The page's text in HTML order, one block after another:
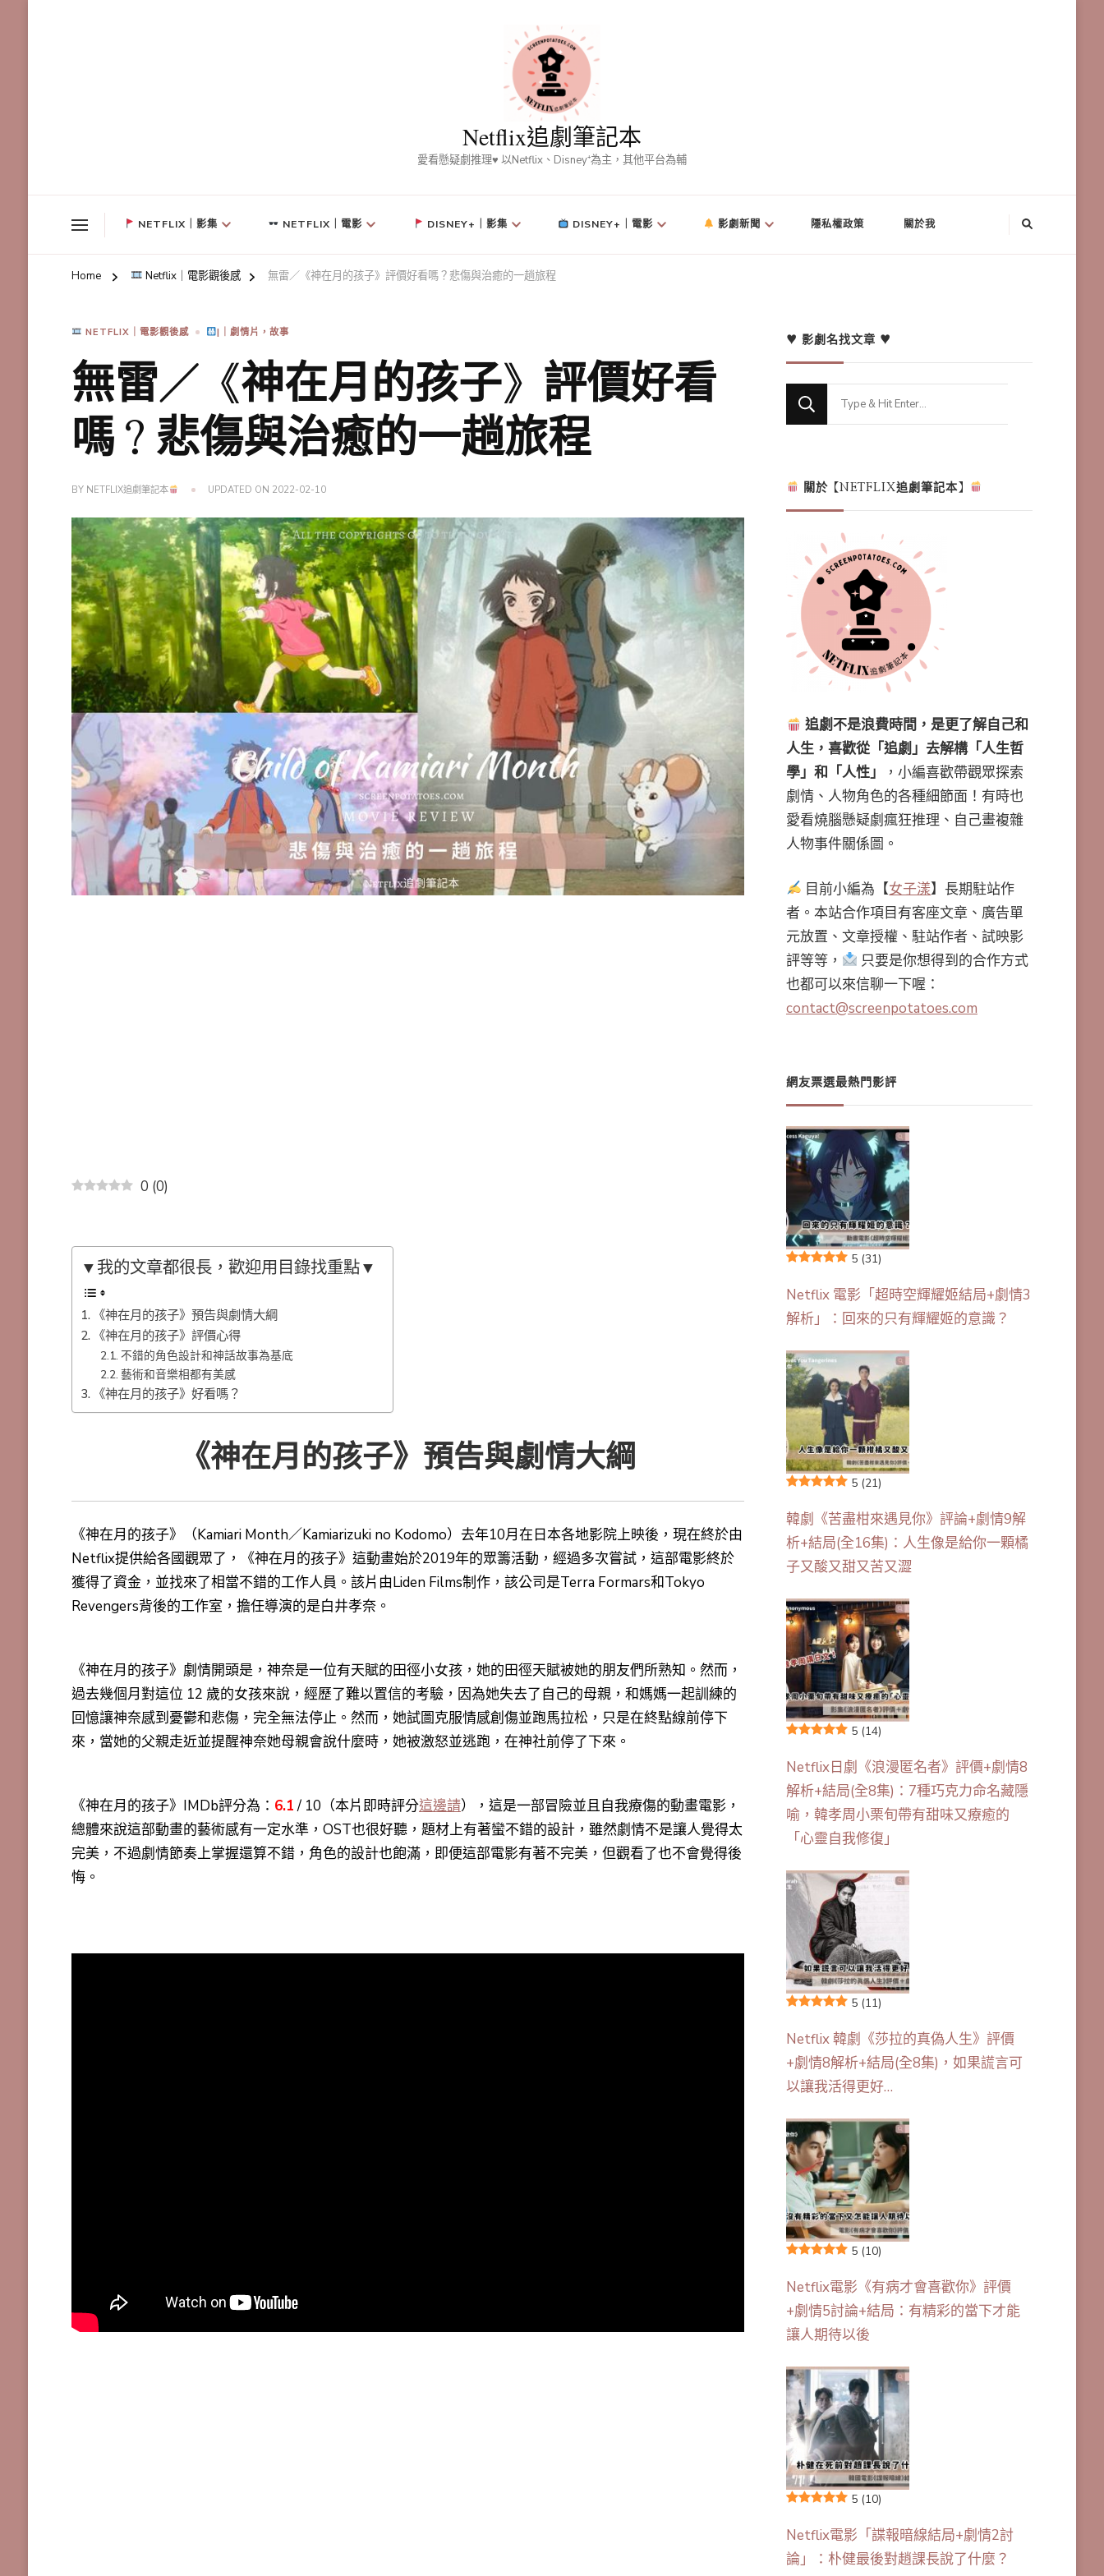
Netflix追劇筆記本
愛看懸疑劇推理♥ 以Netflix、Disney⁺為主，其他平台為輔
NETFLIX｜影集 NETFLIX｜電影 DISNEY+｜影集 DISNEY+｜電影 影劇新聞 隱私權政策 關於我
Home Netflix｜電影觀後感 無雷／《神在月的孩子》評價好看嗎？悲傷與治癒的一趟旅程
NETFLIX｜電影觀後感 |｜劇情片，故事
無雷／《神在月的孩子》評價好看
嗎？悲傷與治癒的一趟旅程
BY NETFLIX追劇筆記本 UPDATED ON 2022-02-10
0 (0)
▼我的文章都很長，歡迎用目錄找重點▼
《神在月的孩子》預告與劇情大綱
《神在月的孩子》評價心得
不錯的角色設計和神話故事為基底
藝術和音樂相都有美感
《神在月的孩子》好看嗎？
《神在月的孩子》預告與劇情大綱
《神在月的孩子》（Kamiari Month／Kamiarizuki no Kodomo）去年10月在日本各地影院上映後，現在終於由
Netflix提供給各國觀眾了，《神在月的孩子》這動畫始於2019年的眾籌活動，經過多次嘗試，這部電影終於
獲得了資金，並找來了相當不錯的工作人員。該片由Liden Films制作，該公司是Terra Formars和Tokyo
Revengers背後的工作室，擔任導演的是白井孝奈。
《神在月的孩子》劇情開頭是，神奈是一位有天賦的田徑小女孩，她的田徑天賦被她的朋友們所熟知。然而，
過去幾個月對這位 12 歲的女孩來說，經歷了難以置信的考驗，因為她失去了自己的母親，和媽媽一起訓練的
回憶讓神奈感到憂鬱和悲傷，完全無法停止。然而，她試圖克服情感創傷並跑馬拉松，只是在終點線前停下
來，當她的父親走近並提醒神奈她母親會說什麼時，她被激怒並逃跑，在神社前停了下來。
《神在月的孩子》IMDb評分為： 6.1/ 10（本片即時評分這邊請），這是一部冒險並且自我療傷的動畫電影，
總體來說這部動畫的藝術感有一定水準，OST也很好聽，題材上有著蠻不錯的設計，雖然劇情不是讓人覺得太
完美，不過劇情節奏上掌握還算不錯，角色的設計也飽滿，即便這部電影有著不完美，但觀看了也不會覺得後
悔。
♥ 影劇名找文章 ♥
Looking
關於【NETFLIX追劇筆記本】
追劇不是浪費時間，是更了解自己和
人生，喜歡從「追劇」去解構「人生哲
學」和「人性」
，小編喜歡帶觀眾探索
劇情、人物角色的各種細節面！有時也
愛看燒腦懸疑劇瘋狂推理、自己畫複雜
人物事件關係圖。
目前小編為【女子漾】長期駐站作
者。本站合作項目有客座文章、廣告單
元放置、文章授權、駐站作者、試映影
評等等，
只要是你想得到的合作方式
也都可以來信聊一下喔：
contact@screenpotatoes.com
網友票選最熱門影評
5 (31)
Netflix 電影「超時空輝耀姬結局+劇情3
解析」：回來的只有輝耀姬的意識？
5 (21)
韓劇《苦盡柑來遇見你》評論+劇情9解
析+結局(全16集)：人生像是給你一顆橘
子又酸又甜又苦又澀
5 (14)
Netflix日劇《浪漫匿名者》評價+劇情8
解析+結局(全8集)：7種巧克力命名藏隱
喻，韓孝周小栗旬帶有甜味又療癒的
「心靈自我修復」
5 (11)
Netflix 韓劇《莎拉的真偽人生》評價
+劇情8解析+結局(全8集)，如果謊言可
以讓我活得更好…
5 (10)
Netflix電影《有病才會喜歡你》評價
+劇情5討論+結局：有精彩的當下才能
讓人期待以後
5 (10)
Netflix電影「諜報暗線結局+劇情2討
論」：朴健最後對趙課長說了什麼？